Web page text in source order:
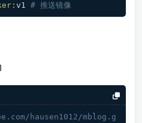
v1 # 推送镜像
hausen1012/mblog.g